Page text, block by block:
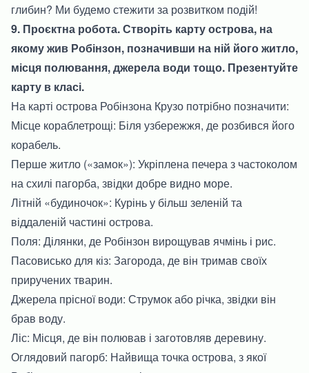
глибин? Ми будемо стежити за розвитком подій!
9. Проєктна робота. Створіть карту острова, на
якому жив Робінзон, позначивши на ній його житло,
місця полювання, джерела води тощо. Презентуйте
карту в класі.
На карті острова Робінзона Крузо потрібно позначити:
Місце кораблетрощі: Біля узбережжя, де розбився його
корабель.
Перше житло («замок»): Укріплена печера з частоколом
на схилі пагорба, звідки добре видно море.
Літній «будиночок»: Курінь у більш зеленій та
віддаленій частині острова.
Поля: Ділянки, де Робінзон вирощував ячмінь і рис.
Пасовисько для кіз: Загорода, де він тримав своїх
приручених тварин.
Джерела прісної води: Струмок або річка, звідки він
брав воду.
Ліс: Місця, де він полював і заготовляв деревину.
Оглядовий пагорб: Найвища точка острова, з якої